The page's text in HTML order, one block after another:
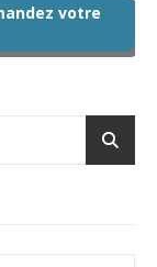
votre